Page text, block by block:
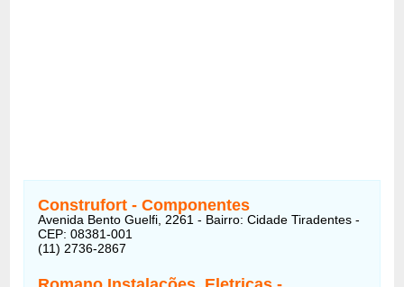
Construfort - Componentes
Avenida Bento Guelfi, 2261 - Bairro: Cidade Tiradentes -
CEP: 08381-001
(11) 2736-2867